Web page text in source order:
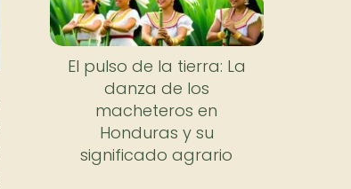
El pulso de la tierra: La
danza de los
macheteros en
Honduras y su
significado agrario